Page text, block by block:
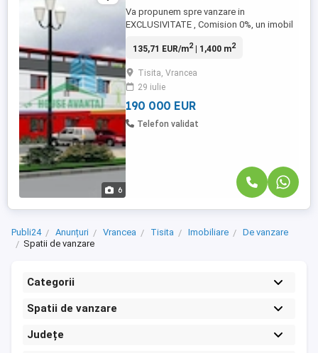
6
Va propunem spre vanzare in
EXCLUSIVITATE , Comision 0%, un imobil
camere , restaurant , sala de conferinte ,
dispusi D+P+1 , 2700 MP teren , 26 locuri
de parcare , apa , fosa proprie , spatii de
depozitare , etc. ...
135,71 EUR/m2| 1,400 m2
Tisita, Vrancea
29 iulie
190 000 EUR
Telefon validat
Publi24 Anunțuri Vrancea Tisita Imobiliare
De vanzare
Spatii de vanzare
Categorii
Spatii de vanzare
Județe